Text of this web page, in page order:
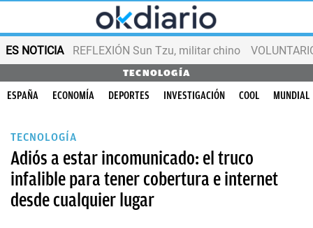
ES NOTICIA REFLEXIÓN Sun Tzu, militar chino
TECNOLOGÍA
ESPAÑA ECONOMÍA DEPORTES INVESTIGACIÓN COOL MUNDIAL
TECNOLOGÍA
Adiós a estar incomunicado: el truco
infalible para tener cobertura e internet
desde cualquier lugar